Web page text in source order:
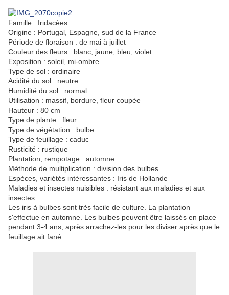
Famille : Iridacées
Origine : Portugal, Espagne, sud de la France
Période de floraison : de mai à juillet
Couleur des fleurs : blanc, jaune, bleu, violet
Exposition : soleil, mi-ombre
Type de sol : ordinaire
Acidité du sol : neutre
Humidité du sol : normal
Utilisation : massif, bordure, fleur coupée
Hauteur : 80 cm
Type de plante : fleur
Type de végétation : bulbe
Type de feuillage : caduc
Rusticité : rustique
Plantation, rempotage : automne
Méthode de multiplication : division des bulbes
Espèces, variétés intéressantes : Iris de Hollande
Maladies et insectes nuisibles : résistant aux maladies et aux
insectes
Les iris à bulbes sont très facile de culture. La plantation
s'effectue en automne. Les bulbes peuvent être laissés en place
pendant 3-4 ans, après arrachez-les pour les diviser après que le
feuillage ait fané.